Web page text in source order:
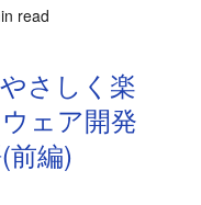
read
さしく楽
ェア開発
前編)